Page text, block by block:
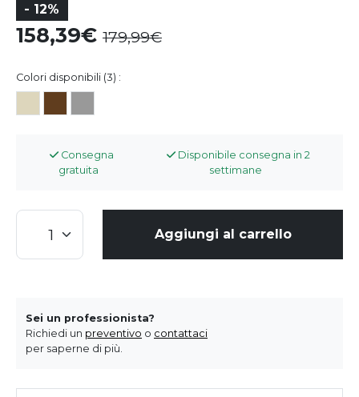
- 12%
158,39 179,99
Colori disponibili (3) :
Consegna
gratuita
Disponibile consegna in 2
settimane
Aggiungi al carrello
Sei un professionista?
Richiedi un preventivo o contattaci
per saperne di più.